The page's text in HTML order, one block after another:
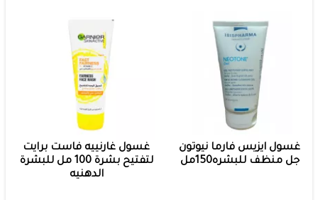
غسول ايزيس فارما نيوتون
جل منظف للبشره150مل
غسول غارنييه فاست برايت
لتفتيح بشرة 100 مل للبشرة
الدهنيه